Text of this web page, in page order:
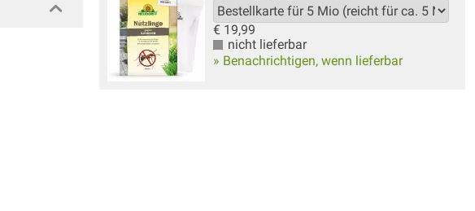
€ 19,99
nicht lieferbar
» Benachrichtigen, wenn lieferbar